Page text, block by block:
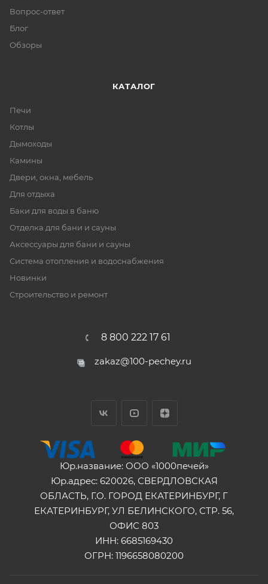
Вопрос-ответ
Блог
Обзоры
КАТАЛОГ
Печи
Котлы
Дымоходы
Камины
Двери, окна, мебель
Для отдыха
Баки для воды в баню
Отделка для бани и сауны
Аксессуары для бани и сауны
Система отопления и водоснабжения
Новинки
Строительство и ремонт
8 800 222 17 61
zakaz@100-pechey.ru
Юр.название: ООО «1000печей»
Юр.адрес: 620026, СВЕРДЛОВСКАЯ
ОБЛАСТЬ, Г.О. ГОРОД ЕКАТЕРИНБУРГ, Г
ЕКАТЕРИНБУРГ, УЛ БЕЛИНСКОГО, СТР. 56,
ОФИС 803
ИНН: 6685169430
ОГРН: 1196658080200